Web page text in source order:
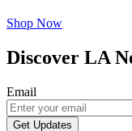
Shop Now
Discover LA
Email